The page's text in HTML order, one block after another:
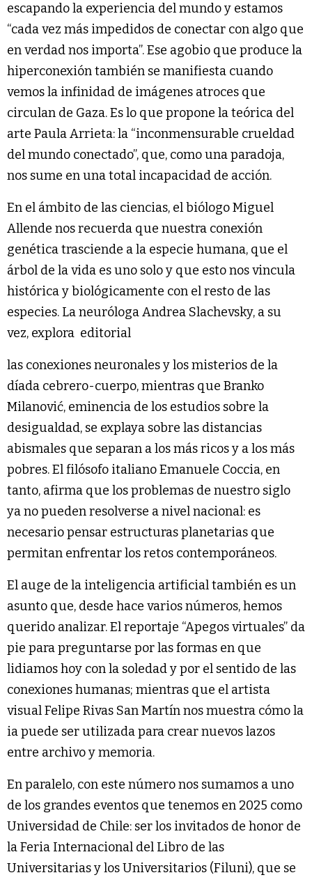
escapando la experiencia del mundo y estamos
“cada vez más impedidos de conectar con algo que
en verdad nos importa”. Ese agobio que produce la
hiperconexión también se manifiesta cuando
vemos la infinidad de imágenes atroces que
circulan de Gaza. Es lo que propone la teórica del
arte Paula Arrieta: la “inconmensurable crueldad
del mundo conectado”, que, como una paradoja,
nos sume en una total incapacidad de acción.
En el ámbito de las ciencias, el biólogo Miguel
Allende nos recuerda que nuestra conexión
genética trasciende a la especie humana, que el
árbol de la vida es uno solo y que esto nos vincula
histórica y biológicamente con el resto de las
especies. La neuróloga Andrea Slachevsky, a su
vez, explora editorial
las conexiones neuronales y los misterios de la
díada cebrero-cuerpo, mientras que Branko
Milanović, eminencia de los estudios sobre la
desigualdad, se explaya sobre las distancias
abismales que separan a los más ricos y a los más
pobres. El filósofo italiano Emanuele Coccia, en
tanto, afirma que los problemas de nuestro siglo
ya no pueden resolverse a nivel nacional: es
necesario pensar estructuras planetarias que
permitan enfrentar los retos contemporáneos.
El auge de la inteligencia artificial también es un
asunto que, desde hace varios números, hemos
querido analizar. El reportaje “Apegos virtuales” da
pie para preguntarse por las formas en que
lidiamos hoy con la soledad y por el sentido de las
conexiones humanas; mientras que el artista
visual Felipe Rivas San Martín nos muestra cómo la
ia puede ser utilizada para crear nuevos lazos
entre archivo y memoria.
En paralelo, con este número nos sumamos a uno
de los grandes eventos que tenemos en 2025 como
Universidad de Chile: ser los invitados de honor de
la Feria Internacional del Libro de las
Universitarias y los Universitarios (Filuni), que se